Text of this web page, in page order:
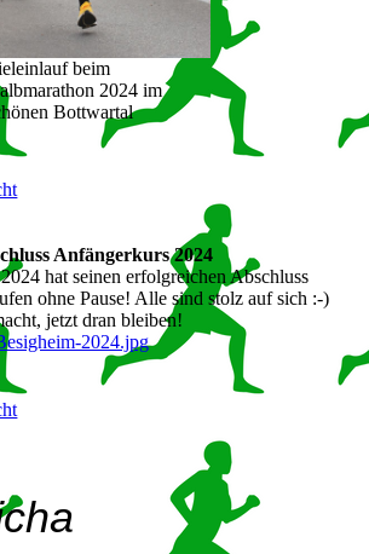
beim
2024 im
Bottwartal
Anfängerkurs 2024
hat seinen erfolgreichen Abschluss
ohne Pause! Alle sind stolz auf sich :-)
jetzt dran bleiben!
2024.jpg